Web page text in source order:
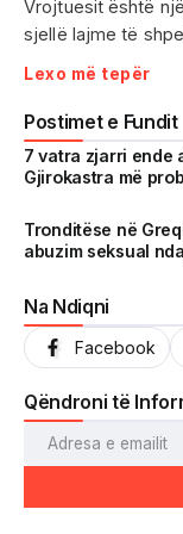
Vrojtuesit është
sjellë lajme të
treguar realitetin
ngjarjet e
qytetare dhe
përditshme të
arritura në një
kthyer në një zë të
Lexo më tepër
Postimet e Fundit
7 vatra zjarri ende
Gjirokastra më
Tronditëse në
abuzim seksual
Na Ndiqni
Facebook
Qëndroni të